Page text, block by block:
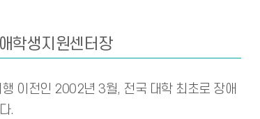
학생지원센터장
이전인 2002년 3월, 전국 대학 최초로 장애
.